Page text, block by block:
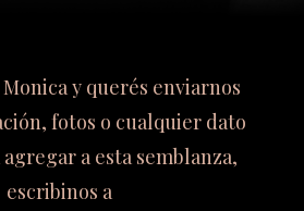
y querés enviarnos
fotos o cualquier dato
a esta semblanza,
escribinos a